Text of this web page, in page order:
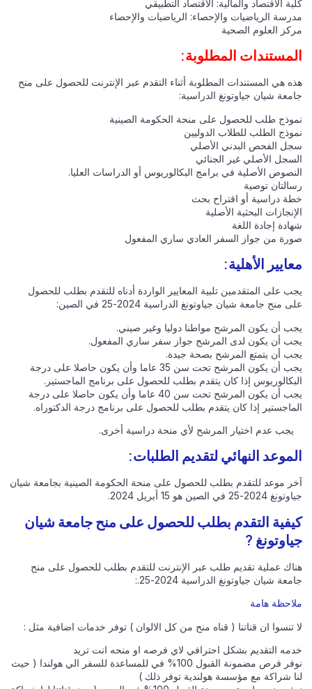
كلية الاقتصاد والمالية: الاقتصاد التطبيقي
مدرسة الرياضيات والإحصاء: الرياضيات والإحصاء
مركز العلوم الصحية
المستندات المطلوبة:
هذه هي المستندات المطلوبة أثناء التقدم عبر الإنترنت للحصول على منح
جامعة شيان جياوتونغ الدراسية:
نموذج طلب للحصول على منحة الحكومة الصينية
نموذج الطلب للطلاب الدوليين
سجل الفحص البدني الأصلي
السجل الأصلي غير الجنائي
النصوص الأصلية في برامج البكالوريوس أو الدراسات العليا.
رسالتان توصية
خطة دراسية أو اقتراح بحث
الإنجازات البحثية الأصلية
شهادة إجادة اللغة
صورة من جواز السفر العادي ساري المفعول
معايير الأهلية:
يجب على المتقدمين تلبية المعايير الواردة أدناه للتقدم بطلب للحصول
على منح جامعة شيان جياوتونغ الدراسية 2024-25 في الصين:
يجب أن يكون المرشح مواطنا دوليا وغير صيني.
يجب أن يكون لدى المرشح جواز سفر ساري المفعول.
يجب أن يتمتع المرشح بصحة جيدة.
يجب أن يكون المرشح تحت سن 35 عاما وأن يكون حاصلا على درجة
البكالوريوس إذا كان يتقدم بطلب للحصول على برنامج الماجستير.
يجب أن يكون المرشح تحت سن 40 عاما وأن يكون حاصلا على درجة
الماجستير إذا كان يتقدم بطلب للحصول على برنامج درجة الدكتوراه.
يجب عدم اختيار المرشح لأي منحة دراسية أخرى.
الموعد النهائي لتقديم الطلبات:
آخر موعد للتقدم بطلب للحصول على منحة الحكومة الصينية بجامعة شيان
جياوتونغ 2024-25 في الصين هو 15 أبريل 2024.
كيفية التقدم بطلب للحصول على منح جامعة شيان
جياوتونغ ?
هناك عملية تقديم طلب عبر الإنترنت للتقدم بطلب للحصول على منح
جامعة شيان جياوتونغ الدراسية 2024-25.:
ملاحظة هامة
لا تنسوا ان قناتنا ( قناه منح من كل الالوان ) توفر خدمات اضافية مثل :
خدمه التقديم بشكل احترافي لاي فرصه او منحه انت تريد
نوفر فرص مضمونة القبول 100% في للمساعدة للسفر الي هولندا ( حيث
لنا شراكة مع مؤسسة هولندية توفر ذلك )